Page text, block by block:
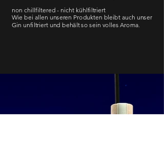
non chillfiltered - nicht kühlfiltriert
Wie bei allen unseren Produkten bleibt auch unser
Gin unfiltriert und behält so sein volles Aroma.